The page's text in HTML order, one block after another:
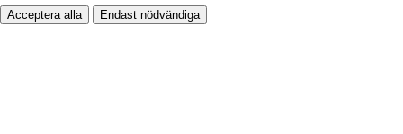
Acceptera alla Endast nödvändiga